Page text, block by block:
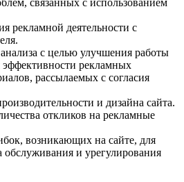
связанных с использованием
рекламной деятельности с
с целью улучшения работы
рекламных
рассылаемых с согласия
и дизайна сайта.
откликов на рекламные
возникающих на сайте, для
обслуживания и урегулирования